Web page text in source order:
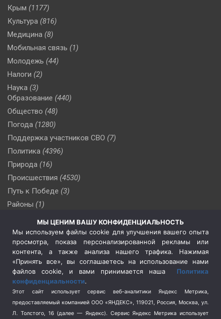
Крым (1177)
Культура (816)
Медицина (8)
Мобильная связь (1)
Молодежь (44)
Налоги (2)
Наука (3)
Образование (440)
Общество (48)
Погода (1280)
Поддержка участников СВО (7)
Политика (4396)
Природа (16)
Происшествия (4530)
Путь к Победе (3)
Районы (1)
(510)
Сельское хозяйство (3)
Социальная политика
(3)
Спецоперация в Украине
Спецоперация на Украине
(404)
Спорт (740)
Терроризм (1)
МЫ ЦЕНИМ ВАШУ КОНФИДЕНЦИАЛЬНОСТЬ
Мы используем файлы cookie для улучшения вашего опыта
просмотра, показа персонализированной рекламы или
контента, а также анализа нашего трафика. Нажимая
«Принять все», вы соглашаетесь на использование нами
файлов cookie, и вами принимается наша Политика
конфиденциальности.
Этот сайт использует сервис веб-аналитики Яндекс Метрика,
предоставляемый компанией ООО «ЯНДЕКС», 119021, Россия, Москва, ул.
Л. Толстого, 16 (далее — Яндекс). Сервис Яндекс Метрика использует